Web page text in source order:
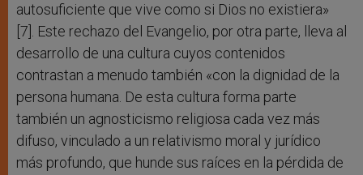
autosuficiente que vive como si Dios no existiera»
[7]. Este rechazo del Evangelio, por otra parte, lleva al
desarrollo de una cultura cuyos contenidos
contrastan a menudo también «con la dignidad de la
persona humana. De esta cultura forma parte
también un agnosticismo religiosa cada vez más
difuso, vinculado a un relativismo moral y jurídico
más profundo, que hunde sus raíces en la pérdida de